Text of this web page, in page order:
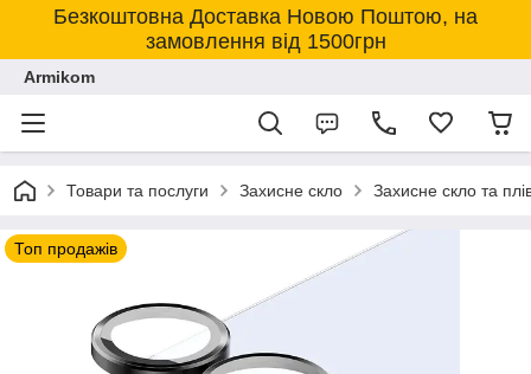
Безкоштовна Доставка Новою Поштою, на
замовлення від 1500грн
Armikom
Товари та послуги Захисне скло Захисне скло та
Топ продажів